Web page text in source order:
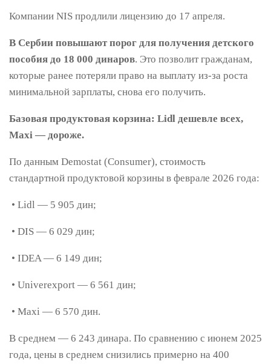
Компании NIS продлили лицензию до 17 апреля.
В Сербии повышают порог для получения детского
пособия до 18 000 динаров. Это позволит гражданам,
которые ранее потеряли право на выплату из-за роста
минимальной зарплаты, снова его получить.
Базовая продуктовая корзина: Lidl дешевле всех,
Maxi — дороже.
По данным Demostat (Consumer), стоимость
стандартной продуктовой корзины в феврале 2026 года:
• Lidl — 5 905 дин;
• DIS — 6 029 дин;
• IDEA — 6 149 дин;
• Univerexport — 6 561 дин;
• Maxi — 6 570 дин.
В среднем — 6 243 динара. По сравнению с июнем 2025
года, цены в среднем снизились примерно на 400